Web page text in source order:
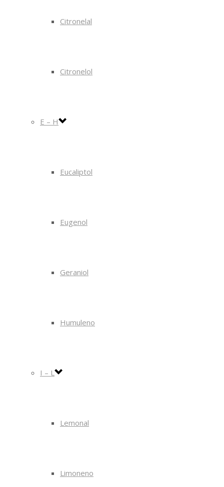
Citronelal
Citronelol
E – H
Eucaliptol
Eugenol
Geraniol
Humuleno
I – L
Lemonal
Limoneno